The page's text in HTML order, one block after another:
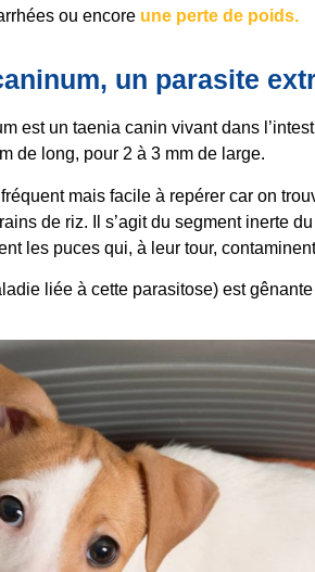
ou encore une perte de poids.
un parasite
est un taenia canin vivant dans
de long, pour 2 à 3 mm de large.
mais facile à repérer car on
de riz. Il s’agit du segment inerte
les puces qui, à leur tour,
liée à cette parasitose) est